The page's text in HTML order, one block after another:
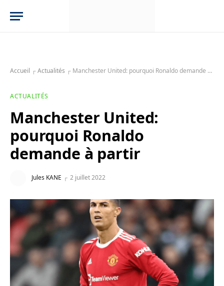
Accueil ┌Actualités ┌ Manchester United: pourquoi Ronaldo demande à partir
ACTUALITÉS
Manchester United:
pourquoi Ronaldo
demande à partir
Jules KANE 2 juillet 2022